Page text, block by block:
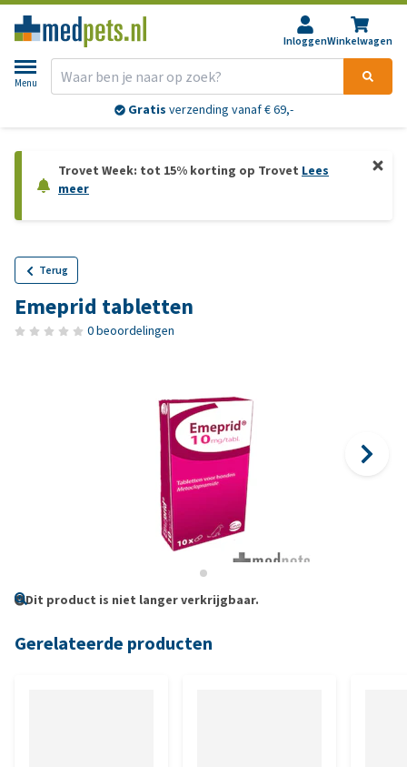
InloggenWinkelwagen
Menu
Gratis verzending vanaf € 69,-
Trovet Week: tot 15% korting op Trovet Lees
meer
Terug
Emeprid tabletten
0 beoordelingen
Dit product is niet langer verkrijgbaar.
Gerelateerde producten